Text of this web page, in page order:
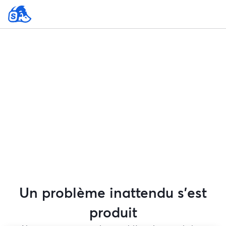
Un problème inattendu s'est
produit